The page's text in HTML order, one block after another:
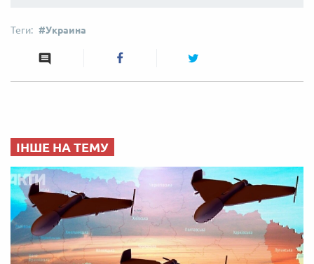
Украина
ІНШЕ НА ТЕМУ